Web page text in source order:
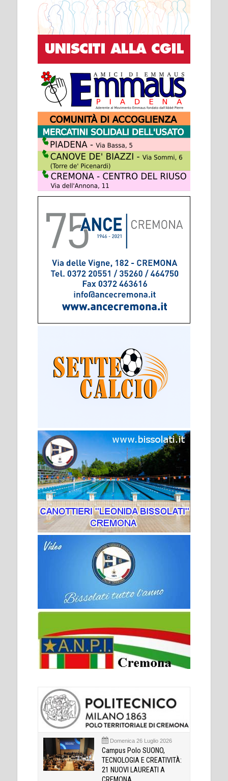
Domenica 26 Luglio 2026
Campus Polo SUONO,
TECNOLOGIA E CREATIVITÀ:
21 NUOVI LAUREATI A